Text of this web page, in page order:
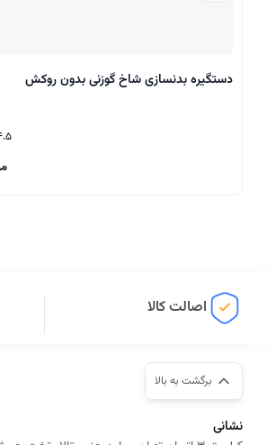
دستگیره بدنسازی شاخ گوزنی بدون روکش
اصالت کالا
برگشت به بالا
نشانی